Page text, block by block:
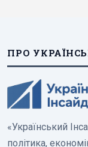
ПРО
«Український
політика,